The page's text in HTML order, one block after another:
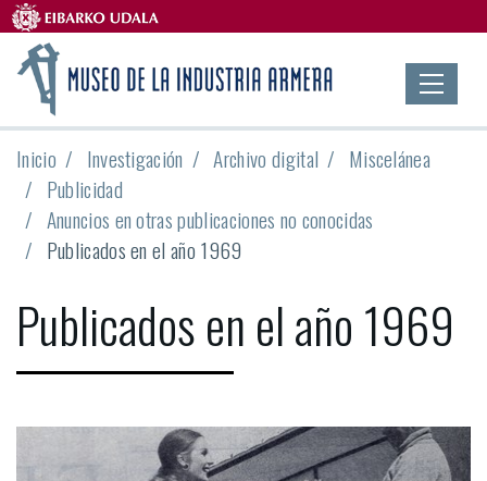
Inicio Investigación Archivo digital
Miscelánea
Publicidad
Anuncios en otras publicaciones no conocidas
Publicados en el año 1969
Publicados en el año 1969